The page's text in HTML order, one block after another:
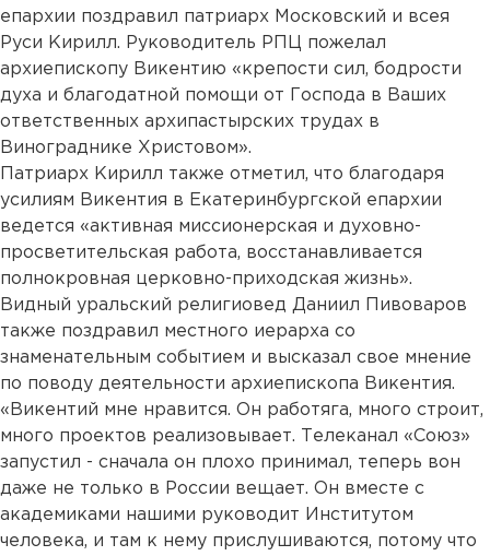
епархии поздравил патриарх Московский и всея
Руси Кирилл. Руководитель РПЦ пожелал
архиепископу Викентию «крепости сил, бодрости
духа и благодатной помощи от Господа в Ваших
ответственных архипастырских трудах в
Винограднике Христовом».
Патриарх Кирилл также отметил, что благодаря
усилиям Викентия в Екатеринбургской епархии
ведется «активная миссионерская и духовно-
просветительская работа, восстанавливается
полнокровная церковно-приходская жизнь».
Видный уральский религиовед Даниил Пивоваров
также поздравил местного иерарха со
знаменательным событием и высказал свое мнение
по поводу деятельности архиепископа Викентия.
«Викентий мне нравится. Он работяга, много строит,
много проектов реализовывает. Телеканал «Союз»
запустил - сначала он плохо принимал, теперь вон
даже не только в России вещает. Он вместе с
академиками нашими руководит Институтом
человека, и там к нему прислушиваются, потому что